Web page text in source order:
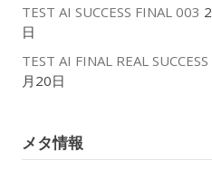
TEST AI SUCCESS FINAL 003
日
TEST AI FINAL REAL SUCCESS
月20日
メタ情報